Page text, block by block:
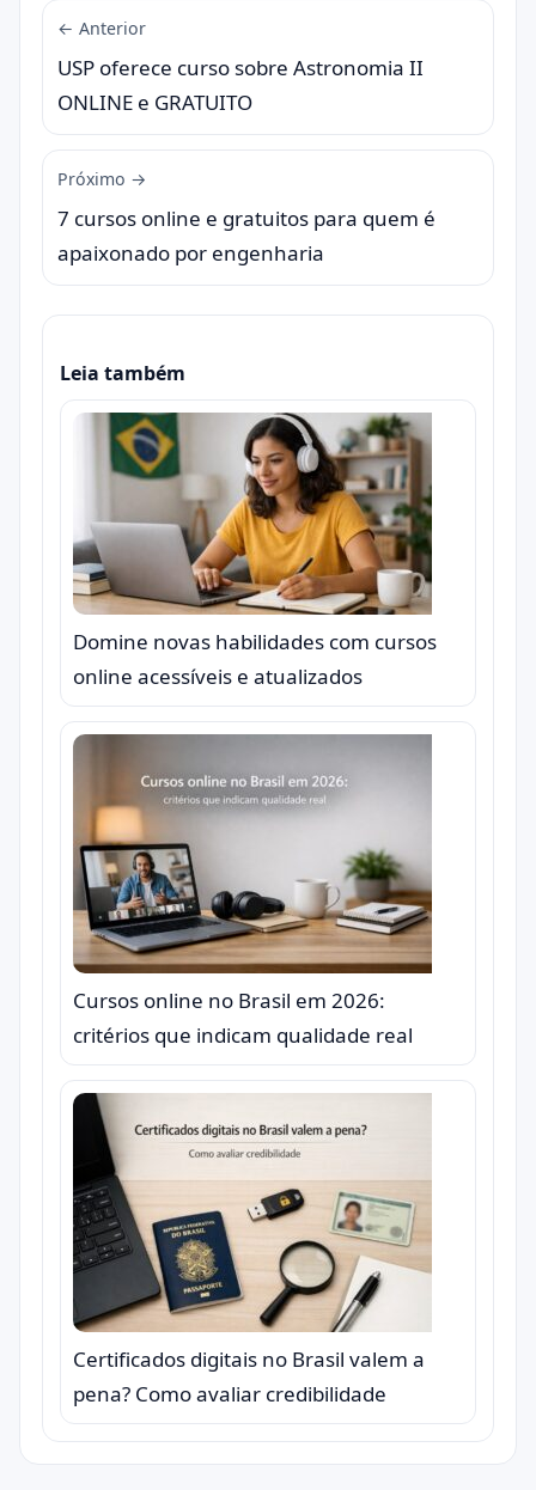
← Anterior
USP oferece curso sobre Astronomia II
ONLINE e GRATUITO
Próximo →
7 cursos online e gratuitos para quem é
apaixonado por engenharia
Leia também
Domine novas habilidades com cursos
online acessíveis e atualizados
Cursos online no Brasil em 2026:
critérios que indicam qualidade real
Certificados digitais no Brasil valem a
pena? Como avaliar credibilidade